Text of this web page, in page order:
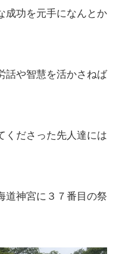
成功を元手になんとか
話や智慧を活かさねば
くださった先人達には
道神宮に３７番目の祭